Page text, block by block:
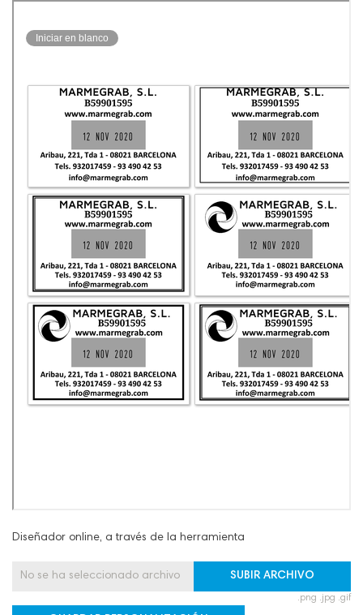
Diseñador online, a través de la herramienta
No se ha seleccionado archivo SUBIR ARCHIVO
.png .jpg .gif